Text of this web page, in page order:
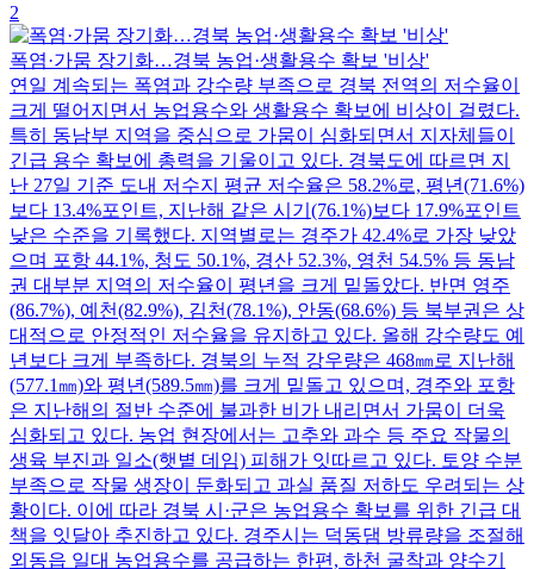
2
폭염·가뭄 장기화…경북 농업·생활용수 확보 '비상'
연일 계속되는 폭염과 강수량 부족으로 경북 전역의 저수율이
크게 떨어지면서 농업용수와 생활용수 확보에 비상이 걸렸다.
특히 동남부 지역을 중심으로 가뭄이 심화되면서 지자체들이
긴급 용수 확보에 총력을 기울이고 있다. 경북도에 따르면 지
난 27일 기준 도내 저수지 평균 저수율은 58.2%로, 평년(71.6%)
보다 13.4%포인트, 지난해 같은 시기(76.1%)보다 17.9%포인트
낮은 수준을 기록했다. 지역별로는 경주가 42.4%로 가장 낮았
으며 포항 44.1%, 청도 50.1%, 경산 52.3%, 영천 54.5% 등 동남
권 대부분 지역의 저수율이 평년을 크게 밑돌았다. 반면 영주
(86.7%), 예천(82.9%), 김천(78.1%), 안동(68.6%) 등 북부권은 상
대적으로 안정적인 저수율을 유지하고 있다. 올해 강수량도 예
년보다 크게 부족하다. 경북의 누적 강우량은 468㎜로 지난해
(577.1㎜)와 평년(589.5㎜)를 크게 밑돌고 있으며, 경주와 포항
은 지난해의 절반 수준에 불과한 비가 내리면서 가뭄이 더욱
심화되고 있다. 농업 현장에서는 고추와 과수 등 주요 작물의
생육 부진과 일소(햇볕 데임) 피해가 잇따르고 있다. 토양 수분
부족으로 작물 생장이 둔화되고 과실 품질 저하도 우려되는 상
황이다. 이에 따라 경북 시·군은 농업용수 확보를 위한 긴급 대
책을 잇달아 추진하고 있다. 경주시는 덕동댐 방류량을 조절해
외동읍 일대 농업용수를 공급하는 한편, 하천 굴착과 양수기